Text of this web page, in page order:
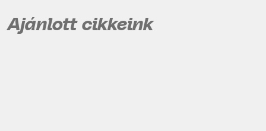
Ajánlott cikkeink